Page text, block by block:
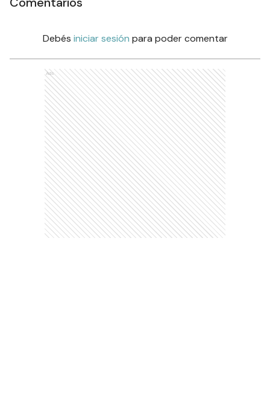
Debés iniciar sesión para poder comentar
Ads